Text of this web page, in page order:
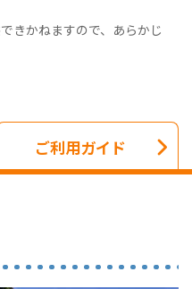
きかねますので、あらかじ
ご利用ガイド